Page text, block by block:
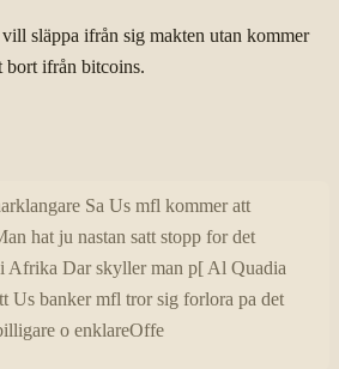
släppa ifrån sig makten utan kommer
bort ifrån bitcoins.
Sa Us mfl kommer att
hat ju nastan satt stopp for det
i Afrika Dar skyller man p[ Al Quadia
Us banker mfl tror sig forlora pa det
o enklareOffe